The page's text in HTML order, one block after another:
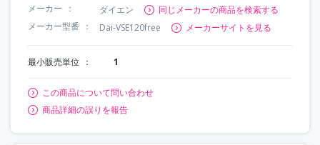
メーカー ダイエン
同じメーカーの商品を検索する
メーカー型番
Dai-VSE120free メーカーサイトを見る
最小販売単位 1
この商品について問い合わせ
商品詳細の誤りを報告